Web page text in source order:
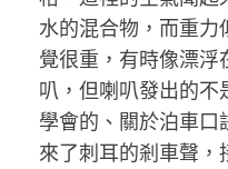
水的混合物，而重
覺很重，有時像漂浮
叭，但喇叭發出的
學會的、關於泊車
來了刺耳的剎車聲，